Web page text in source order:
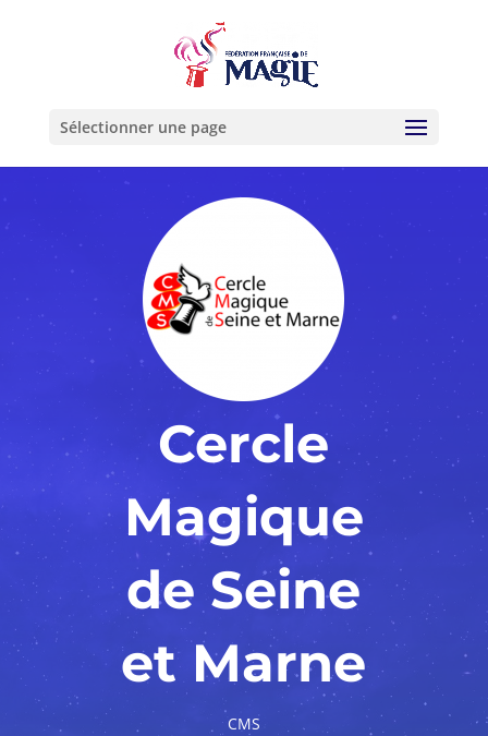
Sélectionner une page
Cercle
Magique
de Seine
et Marne
CMS